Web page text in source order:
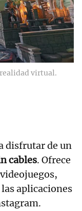
virtual.
disfrutar de un
cables. Ofrece
aplicaciones